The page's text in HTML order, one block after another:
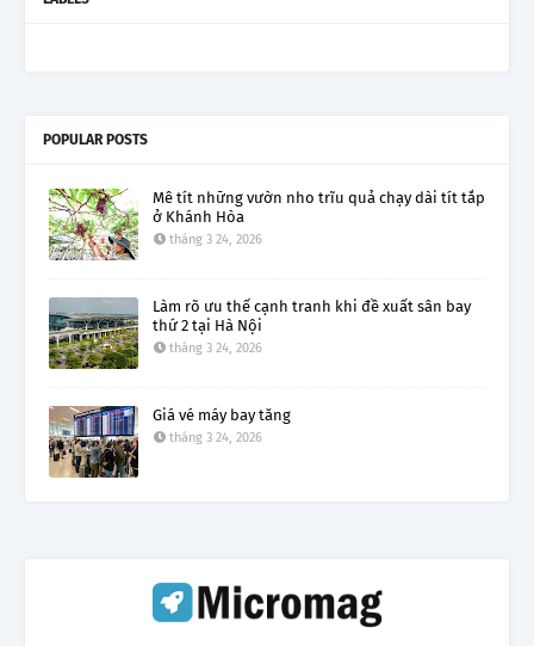
POPULAR POSTS
Mê tít những vườn nho trĩu quả chạy dài tít tắp
ở Khánh Hòa
tháng 3 24, 2026
Làm rõ ưu thế cạnh tranh khi đề xuất sân bay
thứ 2 tại Hà Nội
tháng 3 24, 2026
Giá vé máy bay tăng
tháng 3 24, 2026